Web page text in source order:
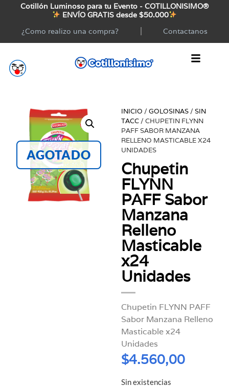
Cotillón Luminoso para tu Evento - COTILLONISIMO®
ENVÍO GRATIS desde $50.000
¿Como realizo una compra?
Contactanos
AGOTADO
INICIO /GOLOSINAS /SIN
TACC / CHUPETIN FLYNN
PAFF SABOR MANZANA
RELLENO MASTICABLE X24
UNIDADES
Chupetin
FLYNN
PAFF Sabor
Manzana
Relleno
Masticable
x24
Unidades
Chupetin FLYNN PAFF
Sabor Manzana Relleno
Masticable x24
Unidades
$4.560,00
Sin existencias